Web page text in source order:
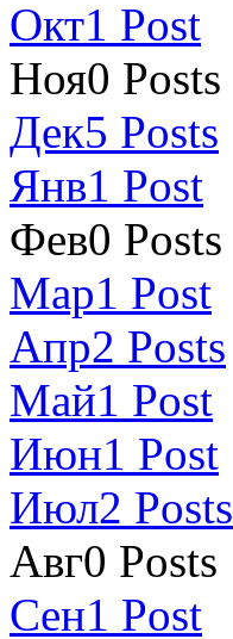
Окт1 Post
Ноя0 Posts
Дек5 Posts
Янв1 Post
Фев0 Posts
Мар1 Post
Апр2 Posts
Май1 Post
Июн1 Post
Июл2 Posts
Авг0 Posts
Сен1 Post